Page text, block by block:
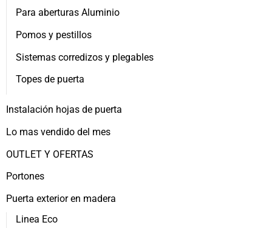
Para aberturas Aluminio
Pomos y pestillos
Sistemas corredizos y plegables
Topes de puerta
Instalación hojas de puerta
Lo mas vendido del mes
OUTLET Y OFERTAS
Portones
Puerta exterior en madera
Linea Eco